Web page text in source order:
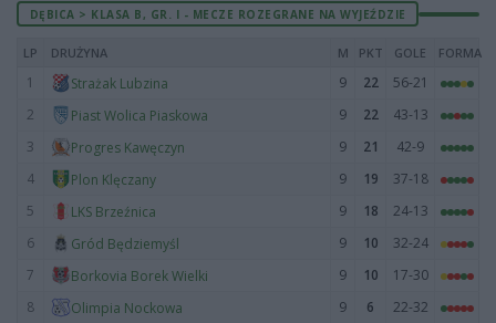
DĘBICA > KLASA B, GR. I - MECZE ROZEGRANE NA WYJEŹDZIE
LP DRUŻYNA M PKT GOLE FORMA
1 Strażak Lubzina 9 22
56-21
2
Piast Wolica Piaskowa 9 22
43-13
3
Progres Kawęczyn 9 21
42-9
4
Plon Klęczany 9 19
37-18
5
LKS Brzeźnica 9 18
24-13
6
Gród Będziemyśl 9 10
32-24
7
Borkovia Borek Wielki 9 10
17-30
8
Olimpia Nockowa 9 6
22-32